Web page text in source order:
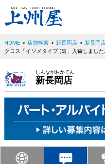
HOME > 店舗検索 > 新長岡店 > 新長岡
クロス「イソメタイプ (S)」入荷しました
しんながおかてん
新長岡店